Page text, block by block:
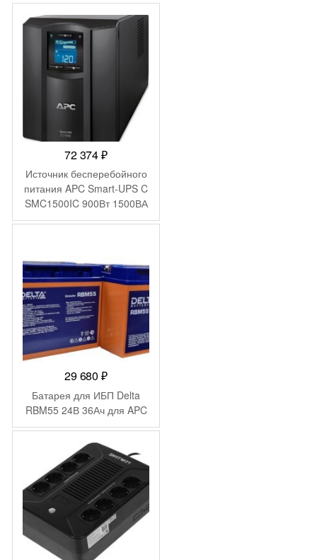
72 374₽
Источник бесперебойного
питания APC Smart-UPS C
SMC1500IC 900Вт 1500ВА
черный
29 680₽
Батарея для ИБП Delta
RBM55 24В 36Ач для APC